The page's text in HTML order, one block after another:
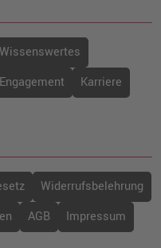
Wissenswertes
Karriere
Widerrufsbelehrung
AGB Impressum